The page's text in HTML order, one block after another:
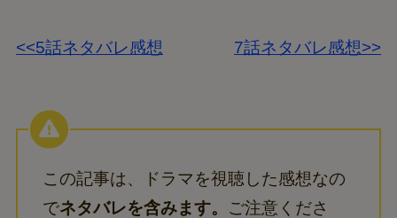
<<5話ネタバレ感想 7話ネタバレ感想>>
この記事は、ドラマを視聴した感想なの
でネタバレを含みます。 ご注意くださ